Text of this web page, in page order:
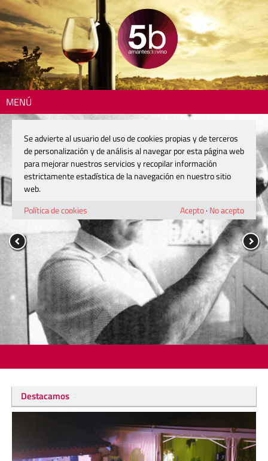
MENÚ
Destacamos
Se advierte al usuario del uso de cookies propias y de terceros
de personalización y de análisis al navegar por esta página web
para mejorar nuestros servicios y recopilar información
estrictamente estadística de la navegación en nuestro sitio
web.
Política de cookies
Acepto· No acepto